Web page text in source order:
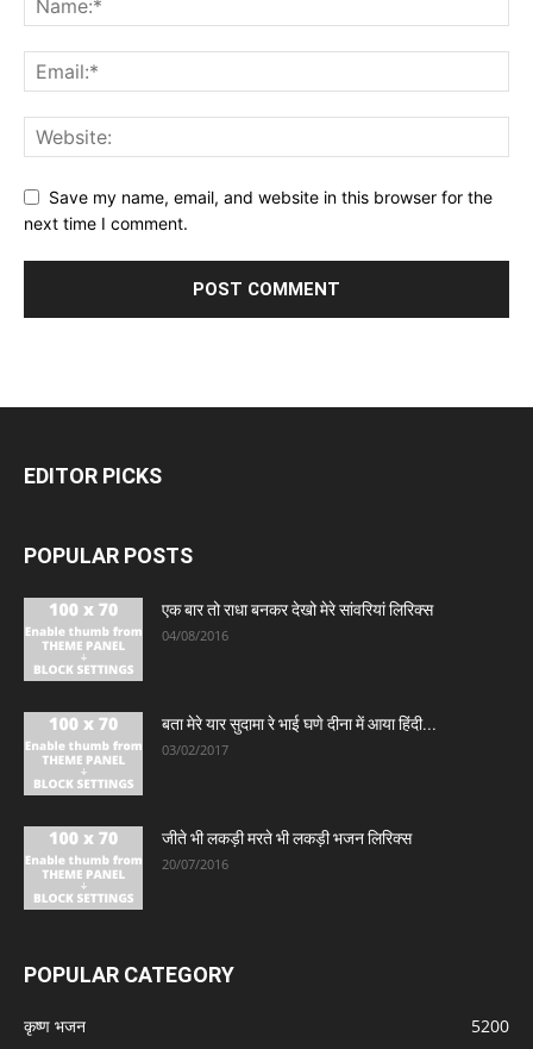
Save my name, email, and website in this browser for the
next time I comment.
EDITOR PICKS
POPULAR POSTS
एक बार तो राधा बनकर देखो मेरे सांवरियां लिरिक्स
04/08/2016
बता मेरे यार सुदामा रे भाई घणे दीना में आया हिंदी...
03/02/2017
जीते भी लकड़ी मरते भी लकड़ी भजन लिरिक्स
20/07/2016
POPULAR CATEGORY
कृष्ण भजन
5200